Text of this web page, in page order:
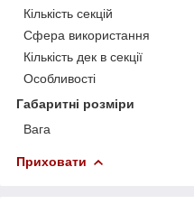
Кількість секцій
Сфера використання
Кількість дек в секції
Особливості
Габаритні розміри
Вага
Приховати